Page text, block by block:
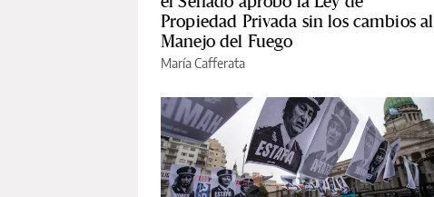
Propiedad Privada sin los cambios al
Manejo del Fuego
María Cafferata